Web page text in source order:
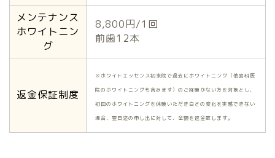
メンテナンス
ホワイトニン
グ
8,800円/1回
前歯12本
返金保証制度
※ホワイトエッセンス初来院で過去にホワイトニング（他歯科医
院のホワイトニングも含みます）のご経験がない方を対象とし、
初回のホワイトニングを体験いただき白さの変化を実感できない
場合、翌日迄の申し出に対して、全額を返金致します。